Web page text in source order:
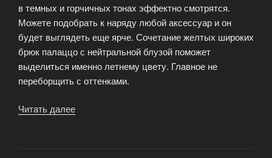
в темных и горчичных тонах эффектно смотрятся.
Можете подобрать к наряду любой аксессуар и он
будет выглядеть еще ярче. Сочетание желтых широких
брюк палаццо с нейтральной блузой поможет
выделиться именно летнему цвету. Главное не
переборщить с оттенками.
Читать далее